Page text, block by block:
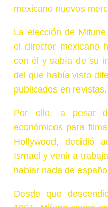
mexicano nuevos
La elección de
el director mexicano
con él y sabía de su
del que había visto
publicados en revistas.
Por ello, a pesar
económicos para
Hollywood, decidió
Ismael y venir a
hablar nada de
Desde que